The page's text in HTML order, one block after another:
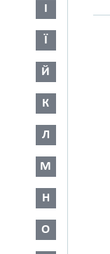
І
Ї
Й
К
Л
М
Н
О